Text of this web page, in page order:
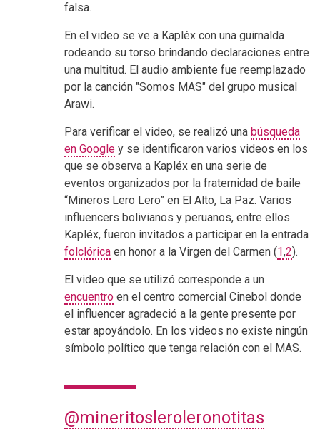
falsa.
En el video se ve a Kapléx con una guirnalda
rodeando su torso brindando declaraciones entre
una multitud. El audio ambiente fue reemplazado
por la canción "Somos MAS" del grupo musical
Arawi.
Para verificar el video, se realizó una búsqueda
en Google y se identificaron varios videos en los
que se observa a Kapléx en una serie de
eventos organizados por la fraternidad de baile
“Mineros Lero Lero” en El Alto, La Paz. Varios
influencers bolivianos y peruanos, entre ellos
Kapléx, fueron invitados a participar en la entrada
folclórica en honor a la Virgen del Carmen (1,2).
El video que se utilizó corresponde a un
encuentro en el centro comercial Cinebol donde
el influencer agradeció a la gente presente por
estar apoyándolo. En los videos no existe ningún
símbolo político que tenga relación con el MAS.
@mineritosleroleronotitas